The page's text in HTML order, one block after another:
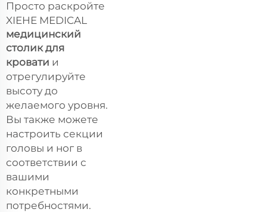
Просто раскройте
XIEHE MEDICAL
медицинский
столик для
кровати и
отрегулируйте
высоту до
желаемого уровня.
Вы также можете
настроить секции
головы и ног в
соответствии с
вашими
конкретными
потребностями.